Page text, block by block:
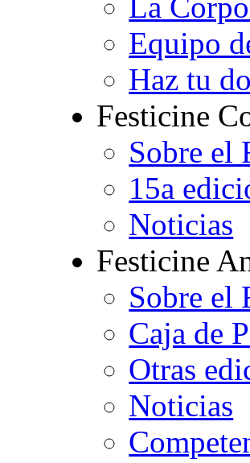
Equipo
Haz tu
Festicine
Sobre el
15a
Noticias
Festicine
Sobre el
Caja de
Otras
Noticias